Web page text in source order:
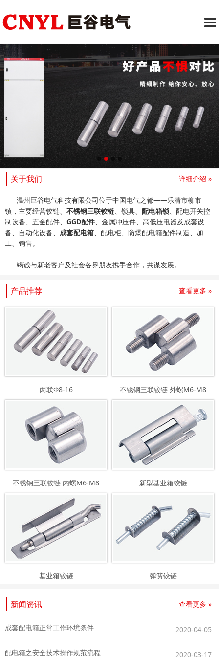
关于我们 详细介绍 »
温州巨谷电气科技有限公司位于中国电气之都——乐清市柳市
镇，主要经营铰链、 不锈钢三联铰链、锁具、 配电箱锁、配电开关控
制设备、五金配件、 GGD配件、金属冲压件、高低压电器及成套设
备、自动化设备、 成套配电箱、配电柜、防爆配电箱配件制造、加
工、销售。
竭诚与新老客户及社会各界朋友携手合作，共谋发展。
产品推荐 查看更多 »
两联Φ8-16 不锈钢三联铰链 外螺M6-M8
不锈钢三联铰链 内螺M6-M8 新型基业箱铰链
基业箱铰链 弹簧铰链
新闻资讯 查看更多 »
成套配电箱正常工作环境条件 2020-04-05
配电箱之安全技术操作规范流程 2020-03-17